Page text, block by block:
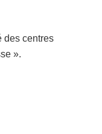
des centres
».